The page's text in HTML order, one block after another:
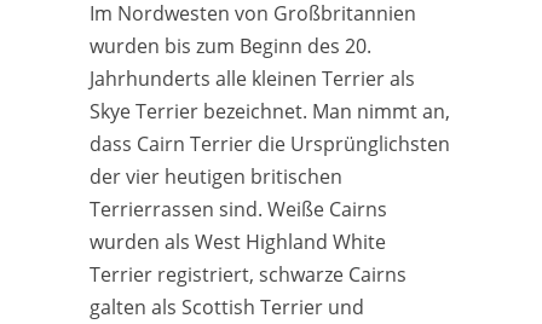
Im Nordwesten von Großbritannien
wurden bis zum Beginn des 20.
Jahrhunderts alle kleinen Terrier als
Skye Terrier bezeichnet. Man nimmt an,
dass Cairn Terrier die Ursprünglichsten
der vier heutigen britischen
Terrierrassen sind. Weiße Cairns
wurden als West Highland White
Terrier registriert, schwarze Cairns
galten als Scottish Terrier und